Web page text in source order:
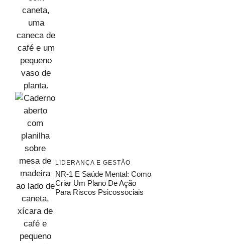
LIDERANÇA E GESTÃO
NR-1 E Saúde Mental: Como
Criar Um Plano De Ação
Para Riscos Psicossociais